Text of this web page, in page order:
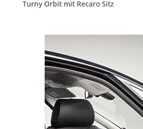
Turny Orbit mit Recaro Sitz